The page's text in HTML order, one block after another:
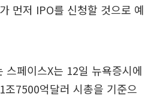
먼저 IPO를 신청할 것으로 예
스페이스X는 12일 뉴욕증시에
조7500억달러 시총을 기준으